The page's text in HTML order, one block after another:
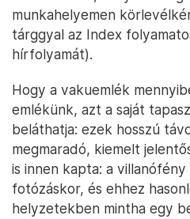
munkahelyemen
tárggyal az Index
hírfolyamát).
Hogy a vakuemlék
emlékünk, azt a saját
beláthatja: ezek hosszú
megmaradó, kiemelt
is innen kapta: a
fotózáskor, és ehhez
helyzetekben mintha egy